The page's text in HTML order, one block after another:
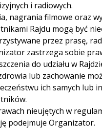
i radiowych.
nagrania filmowe oraz
Rajdu mogą być
przez prasę,
zastrzega sobie
do udziału w
lub zachowanie
ich samych lub
nieujętych w
podejmuje Organizator.